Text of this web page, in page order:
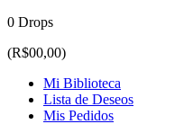
0 Drops
(R$00,00)
Mi Biblioteca
Lista de Deseos
Mis Pedidos